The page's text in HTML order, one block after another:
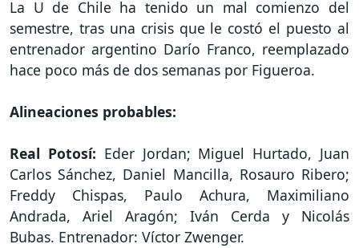
La U de Chile ha tenido un mal comienzo del
semestre, tras una crisis que le costó el puesto al
entrenador argentino Darío Franco, reemplazado
hace poco más de dos semanas por Figueroa.
Alineaciones probables:
Real Potosí: Eder Jordan; Miguel Hurtado, Juan
Carlos Sánchez, Daniel Mancilla, Rosauro Ribero;
Freddy Chispas, Paulo Achura, Maximiliano
Andrada, Ariel Aragón; Iván Cerda y Nicolás
Bubas. Entrenador: Víctor Zwenger.